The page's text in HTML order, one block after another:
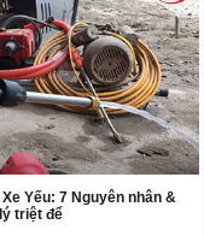
Yếu: 7 Nguyên nhân &
triệt để